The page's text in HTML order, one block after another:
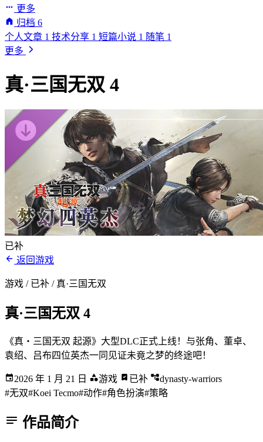
更多
归档 6
个人文章 1 技术分享 1 短篇小说 1 随笔 1
更多
真·三国无双 4
已补
返回游戏
游戏 / 已补 / 真·三国无双
真·三国无双 4
《真・三国无双 起源》大型DLC正式上线！与张角、董卓、
袁绍、吕布四位英杰一同见证未竟之梦的终途吧！
2026 年 1 月 21 日 游戏 已补
dynasty-warriors
#无双#Koei Tecmo#动作#角色扮演#策略
作品简介